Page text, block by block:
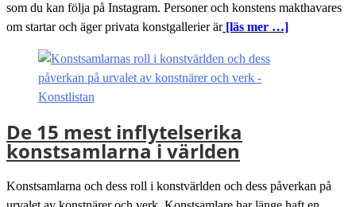
som du kan följa på Instagram. Personer och konstens makthavares
om startar och äger privata konstgallerier är [läs mer …]
De 15 mest inflytelserika
konstsamlarna i världen
Konstsamlarna och dess roll i konstvärlden och dess påverkan på